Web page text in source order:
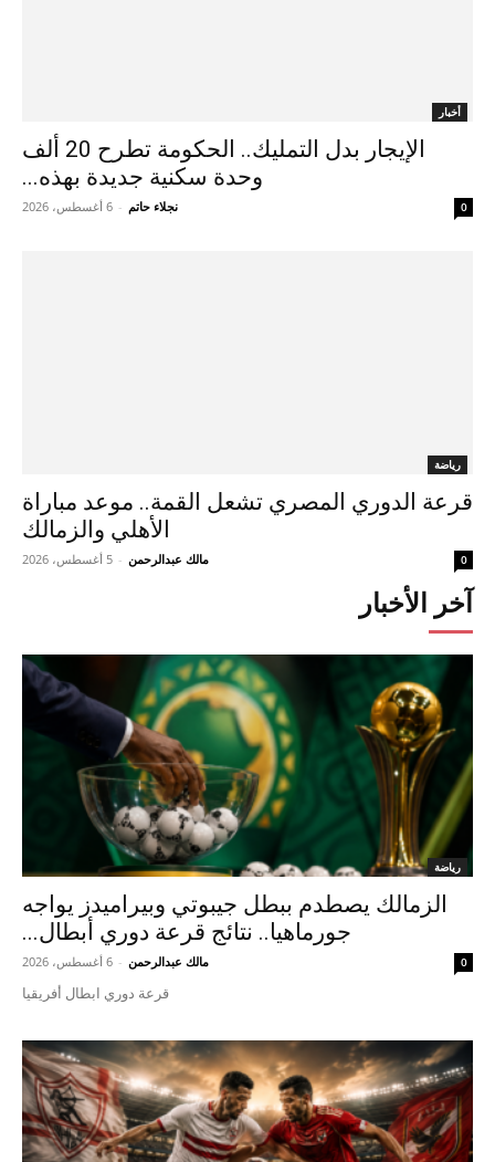
أخبار
الإيجار بدل التمليك.. الحكومة تطرح 20 ألف
وحدة سكنية جديدة بهذه...
نجلاء حاتم - 6 أغسطس، 2026 0
رياضة
قرعة الدوري المصري تشعل القمة.. موعد مباراة
الأهلي والزمالك
مالك عبدالرحمن - 5 أغسطس، 2026 0
آخر الأخبار
رياضة
الزمالك يصطدم ببطل جيبوتي وبيراميدز يواجه
جورماهيا.. نتائج قرعة دوري أبطال...
مالك عبدالرحمن - 6 أغسطس، 2026 0
قرعة دوري ابطال أفريقيا